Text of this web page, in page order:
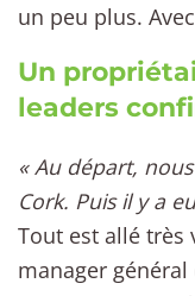
un peu plus.
Un
leaders
« Au départ,
Cork. Puis il y a
Tout est allé très
manager général